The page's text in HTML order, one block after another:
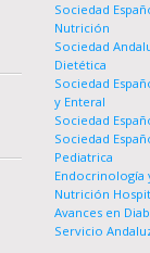
Sociedad
Nutrición
Sociedad
Dietética
Sociedad
y Enteral
Sociedad
Sociedad
Pediatrica
Endocrinología
Nutrición
Avances en
Servicio